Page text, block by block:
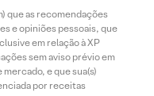
que as recomendações
e opiniões pessoais, que
em relação à XP
sem aviso prévio em
e que sua(s)
por receitas